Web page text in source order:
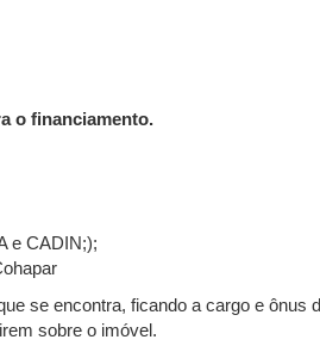
o financiamento.
e CADIN;);
se encontra, ficando a cargo e ônus
sobre o imóvel.